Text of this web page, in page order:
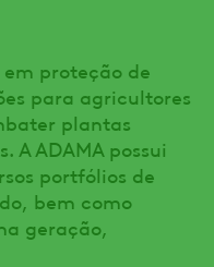
proteção de
para agricultores
plantas
A ADAMA possui
portfólios de
bem como
geração,